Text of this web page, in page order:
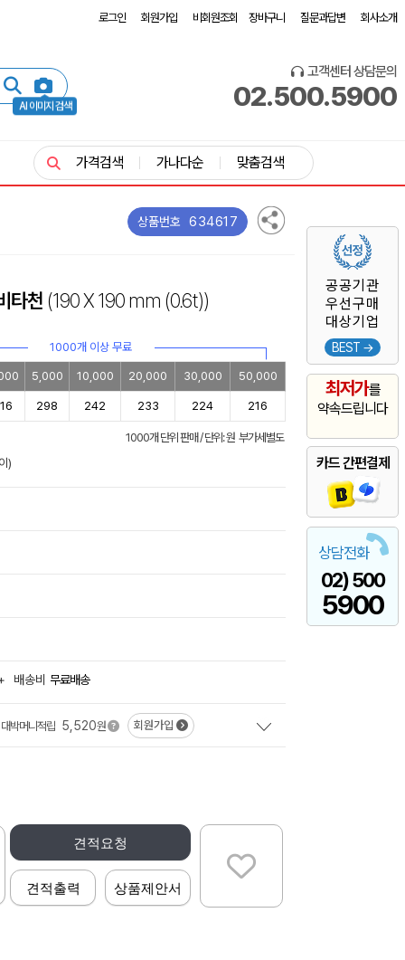
로그인 회원가입 비회원조회 장바구니 질문과답변 회사소개
AI 이미지 검색
고객센터 상담문의
02.500.5900
공공기관
우선구매
대상기업
BEST →
최저가를
약속드립니다
카드 간편결제
상담전화
02) 500
5900
가격검색 가나다순 맞춤검색
상품번호 634617
타천 (190 X 190 mm (0.6t))
1000개 이상 무료
5,000 10,000 20,000 30,000 50,000
298 242 233 224 216
1000개 단위 판매 / 단위: 원 부가세별도
)
배송비 무료배송
대박머니적립 5,520원 회원가입
견적요청
견적출력 상품제안서